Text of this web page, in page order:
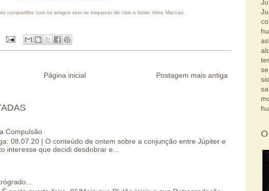
compartilhe com os amigos sem se esquecer de citar a fonte: Aline Maccari.
Postagem mais antiga
Página inicial
Compulsão
08.07.20 | O conteúdo de ontem sobre a conjunção entre Júpiter e
interesse que decidi desdobrar e...